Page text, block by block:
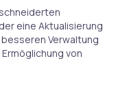
eine Aktualisierung
Verwaltung
von